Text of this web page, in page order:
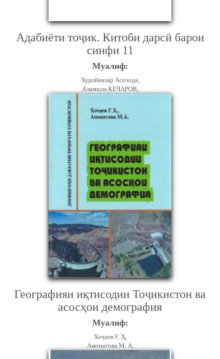
Адабиёти тоҷик. Китоби дарсӣ барои
синфи 11
Муалиф:
Худойназар Асозода,
Аламхон КEЧАРОВ,
Географияи иқтисодии Тоҷикистон ва
асосҳои демография
Муалиф:
Хоҷаев F. Ҳ,
Амонатова М. А,